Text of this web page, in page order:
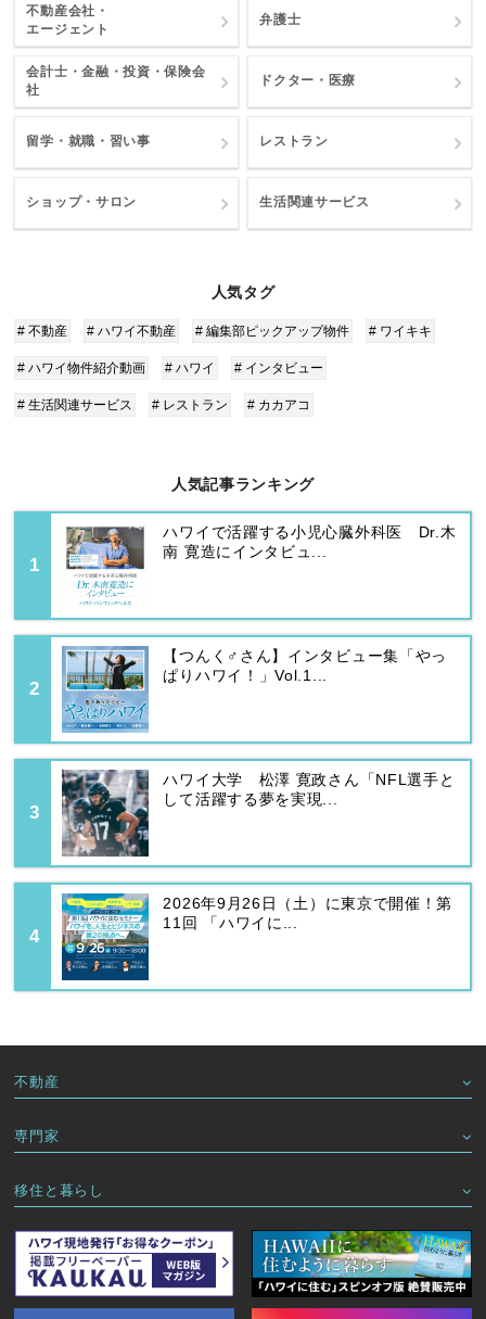
不動産会社・
エージェント
弁護士
会計士・金融・投資・保険会
社
ドクター・医療
留学・就職・習い事 レストラン
ショップ・サロン 生活関連サービス
人気タグ
# 不動産 # ハワイ不動産 # 編集部ピックアップ物件 # ワイキキ
# ハワイ物件紹介動画 # ハワイ # インタビュー
# 生活関連サービス # レストラン # カカアコ
人気記事ランキング
ハワイで活躍する小児心臓外科医 Dr.木
南 寛造にインタビュ...
【つんく♂さん】インタビュー集「やっ
ぱりハワイ！」Vol.1...
ハワイ大学 松澤 寛政さん「NFL選手と
して活躍する夢を実現...
2026年9月26日（土）に東京で開催！第
11回 「ハワイに...
不動産
専門家
移住と暮らし